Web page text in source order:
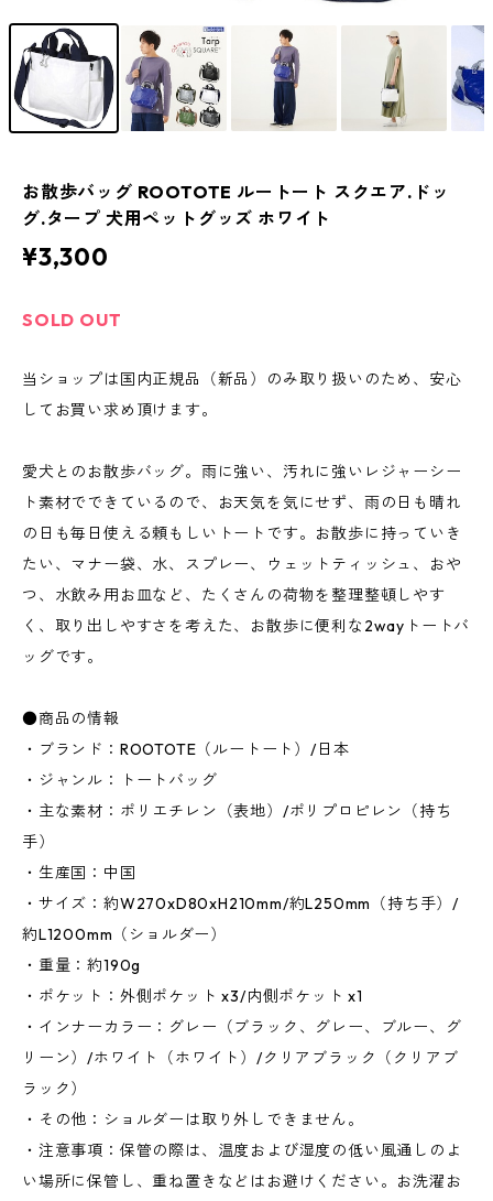
お散歩バッグ ROOTOTE ルートート スクエア.ドッ
グ.タープ 犬用ペットグッズ ホワイト
¥3,300
SOLD OUT
当ショップは国内正規品（新品）のみ取り扱いのため、安心
してお買い求め頂けます。
愛犬とのお散歩バッグ。雨に強い、汚れに強いレジャーシー
ト素材でできているので、お天気を気にせず、雨の日も晴れ
の日も毎日使える頼もしいトートです。お散歩に持っていき
たい、マナー袋、水、スプレー、ウェットティッシュ、おや
つ、水飲み用お皿など、たくさんの荷物を整理整頓しやす
く、取り出しやすさを考えた、お散歩に便利な2wayトートバ
ッグです。
●商品の情報
・ブランド：ROOTOTE（ルートート）/日本
・ジャンル：トートバッグ
・主な素材：ポリエチレン（表地）/ポリプロピレン（持ち
手）
・生産国：中国
・サイズ：約W270xD80xH210mm/約L250mm（持ち手）/
約L1200mm（ショルダー）
・重量：約190g
・ポケット：外側ポケット x3/内側ポケット x1
・インナーカラー：グレー（ブラック、グレー、ブルー、グ
リーン）/ホワイト（ホワイト）/クリアブラック（クリアブ
ラック）
・その他：ショルダーは取り外しできません。
・注意事項：保管の際は、温度および湿度の低い風通しのよ
い場所に保管し、重ね置きなどはお避けください。お洗濯お